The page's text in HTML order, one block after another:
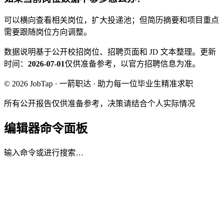
可以横向查看相关岗位，扩大投递池；但简历摘要和项目重点
需要跟随岗位方向调整。
数据说明基于公开校招岗位、招聘页面和 JD 文本整理。
更新
时间： 2026-07-01仅供准备参考，以官方招聘信息为准。
© 2026 JobTap · 一箭职达 · 助力每一位毕业生精准求职
所有公开报告仅供准备参考，决策请结合个人实际情况
编辑器命令面板
输入命令或进行搜索…